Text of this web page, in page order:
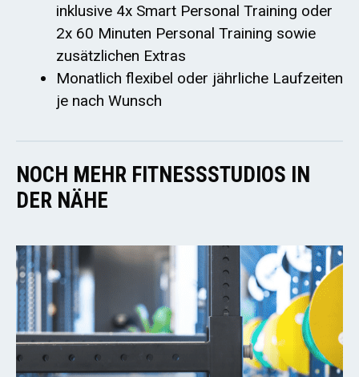
inklusive 4x Smart Personal Training oder
2x 60 Minuten Personal Training sowie
zusätzlichen Extras
Monatlich flexibel oder jährliche Laufzeiten
je nach Wunsch
NOCH MEHR FITNESSSTUDIOS IN
DER NÄHE